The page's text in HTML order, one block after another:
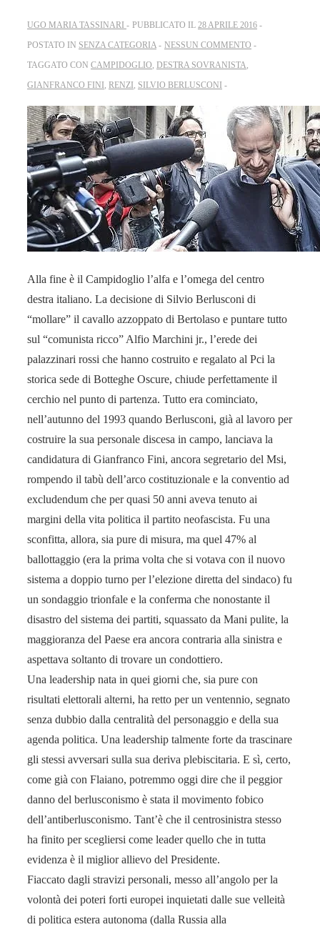
UGO MARIA TASSINARI PUBBLICATO IL 28 APRILE 2016
POSTATO IN SENZA CATEGORIA
NESSUN COMMENTO
TAGGATO CON CAMPIDOGLIO DESTRA SOVRANISTA
GIANFRANCO FINI RENZI SILVIO BERLUSCONI
Alla fine è il Campidoglio l’alfa e l’omega del centro
destra italiano. La decisione di Silvio Berlusconi di
“mollare” il cavallo azzoppato di Bertolaso e puntare tutto
sul “comunista ricco” Alfio Marchini jr., l’erede dei
palazzinari rossi che hanno costruito e regalato al Pci la
storica sede di Botteghe Oscure, chiude perfettamente il
cerchio nel punto di partenza. Tutto era cominciato,
nell’autunno del 1993 quando Berlusconi, già al lavoro per
costruire la sua personale discesa in campo, lanciava la
candidatura di Gianfranco Fini, ancora segretario del Msi,
rompendo il tabù dell’arco costituzionale e la conventio ad
excludendum che per quasi 50 anni aveva tenuto ai
margini della vita politica il partito neofascista. Fu una
sconfitta, allora, sia pure di misura, ma quel 47% al
ballottaggio (era la prima volta che si votava con il nuovo
sistema a doppio turno per l’elezione diretta del sindaco) fu
un sondaggio trionfale e la conferma che nonostante il
disastro del sistema dei partiti, squassato da Mani pulite, la
maggioranza del Paese era ancora contraria alla sinistra e
aspettava soltanto di trovare un condottiero.
Una leadership nata in quei giorni che, sia pure con
risultati elettorali alterni, ha retto per un ventennio, segnato
senza dubbio dalla centralità del personaggio e della sua
agenda politica. Una leadership talmente forte da trascinare
gli stessi avversari sulla sua deriva plebiscitaria. E sì, certo,
come già con Flaiano, potremmo oggi dire che il peggior
danno del berlusconismo è stata il movimento fobico
dell’antiberlusconismo. Tant’è che il centrosinistra stesso
ha finito per scegliersi come leader quello che in tutta
evidenza è il miglior allievo del Presidente.
Fiaccato dagli stravizi personali, messo all’angolo per la
volontà dei poteri forti europei inquietati dalle sue velleità
di politica estera autonoma (dalla Russia alla